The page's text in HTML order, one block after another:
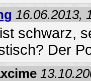
16.06.2013,
schwarz,
Der